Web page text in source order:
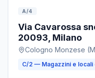
A/4
Via Cavarossa
20093, Milano
Cologno Monzese
C/2 — Magazzini e locali